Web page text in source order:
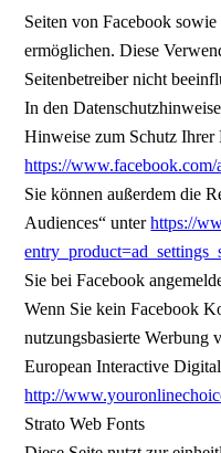
Seiten von Facebook
ermöglichen. Diese
Seitenbetreiber nicht
In den
Hinweise zum Schutz Ihrer
https://
Sie können außerdem die
Audiences“ unterhttps://
Sie bei Facebook
Wenn Sie kein Facebook
nutzungsbasierte Werbung
European Interactive
http://
Strato Web Fonts